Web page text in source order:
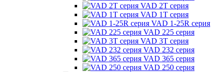
VAD 2T серия
VAD 1T серия
VAD 1-25R серия
VAD 225 серия
VAD 3T серия
VAD 232 серия
VAD 365 серия
VAD 250 серия